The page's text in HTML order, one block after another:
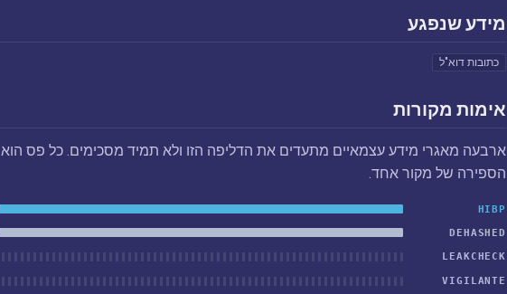
מידע שנפגע
כתובות דוא"ל
אימות מקורות
ארבעה מאגרי מידע עצמאיים מתעדים את הדליפה הזו ולא תמיד מסכימים. כל פס הוא
הספירה של מקור אחד.
HIBP
DEHASHED
LEAKCHECK
VIGILANTE